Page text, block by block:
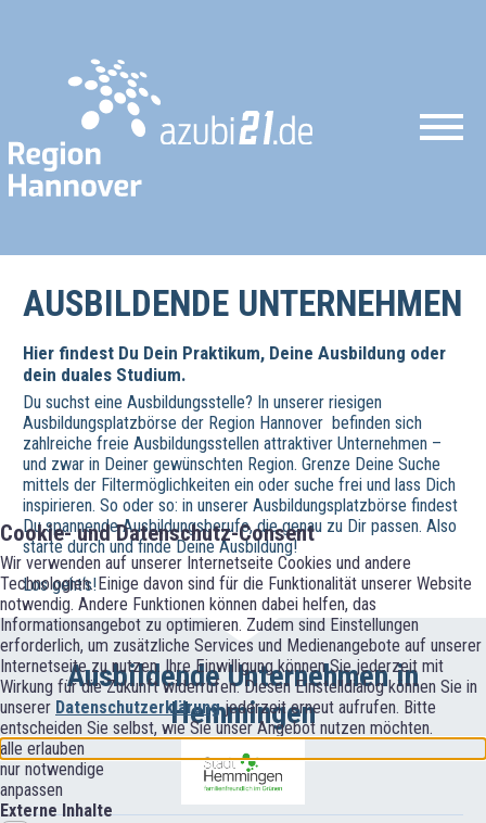
Cookie- und Datenschutz-Consent
Wir verwenden auf unserer Internetseite Cookies und andere
Technologien. Einige davon sind für die Funktionalität unserer Website
notwendig. Andere Funktionen können dabei helfen, das
Informationsangebot zu optimieren. Zudem sind Einstellungen
erforderlich, um zusätzliche Services und Medienangebote auf unserer
Internetseite zu nutzen. Ihre Einwilligung können Sie jederzeit mit
Wirkung für die Zukunft widerrufen. Diesen Einstelldialog können Sie in
unserer Datenschutzerklärungjederzeit erneut aufrufen. Bitte
entscheiden Sie selbst, wie Sie unser Angebot nutzen möchten.
alle erlauben
nur notwendige
anpassen
Externe Inhalte
AUSBILDENDE UNTERNEHMEN
Hier findest Du Dein Praktikum, Deine Ausbildung oder
dein duales Studium.
Du suchst eine Ausbildungsstelle? In unserer riesigen
Ausbildungsplatzbörse der Region Hannover befinden sich
zahlreiche freie Ausbildungsstellen attraktiver Unternehmen –
und zwar in Deiner gewünschten Region. Grenze Deine Suche
mittels der Filtermöglichkeiten ein oder suche frei und lass Dich
inspirieren. So oder so: in unserer Ausbildungsplatzbörse findest
Du spannende Ausbildungsberufe, die genau zu Dir passen. Also
starte durch und finde Deine Ausbildung!
Los geht‘s!
Ausbildende Unternehmen in
Hemmingen